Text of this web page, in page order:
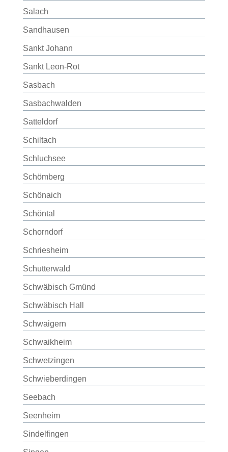
Salach
Sandhausen
Sankt Johann
Sankt Leon-Rot
Sasbach
Sasbachwalden
Satteldorf
Schiltach
Schluchsee
Schömberg
Schönaich
Schöntal
Schorndorf
Schriesheim
Schutterwald
Schwäbisch Gmünd
Schwäbisch Hall
Schwaigern
Schwaikheim
Schwetzingen
Schwieberdingen
Seebach
Seenheim
Sindelfingen